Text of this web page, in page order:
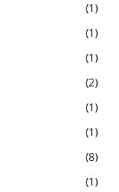
1
1
1
2
1
1
8
1